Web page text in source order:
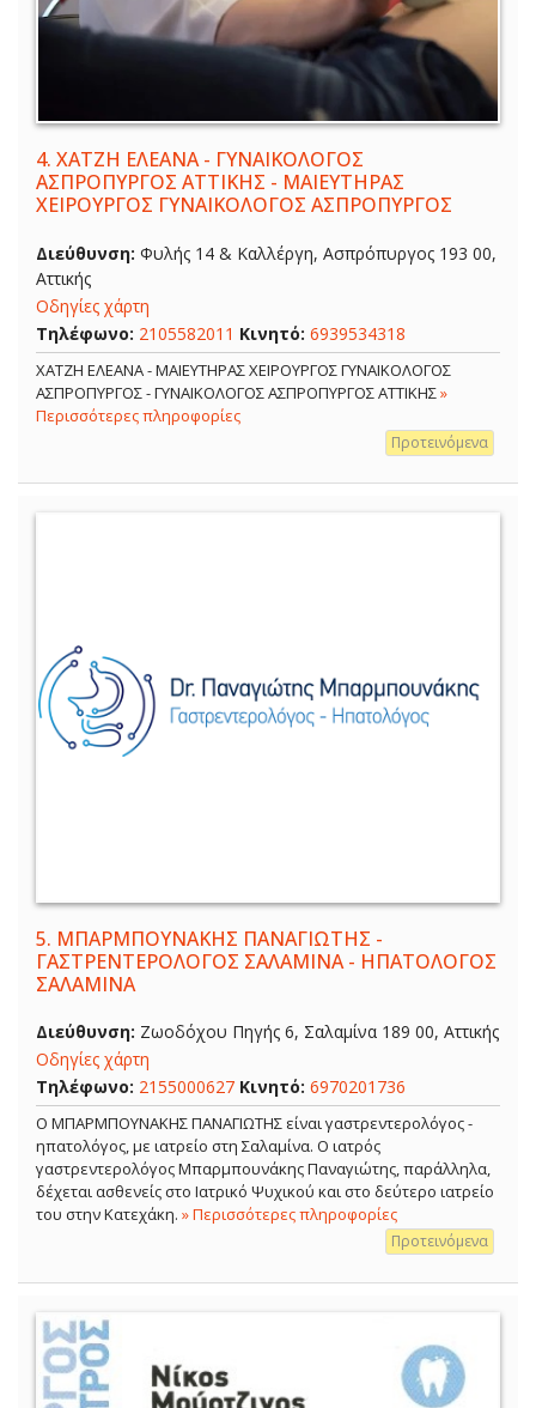
4. ΧΑΤΖΗ ΕΛΕΑΝΑ - ΓΥΝΑΙΚΟΛΟΓΟΣ
ΑΣΠΡΟΠΥΡΓΟΣ ΑΤΤΙΚΗΣ - ΜΑΙΕΥΤΗΡΑΣ
ΧΕΙΡΟΥΡΓΟΣ ΓΥΝΑΙΚΟΛΟΓΟΣ ΑΣΠΡΟΠΥΡΓΟΣ
Διεύθυνση: Φυλής 14 & Καλλέργη, Ασπρόπυργος 193 00,
Αττικής
Οδηγίες χάρτη
Τηλέφωνο: 2105582011 Κινητό: 6939534318
ΧΑΤΖΗ ΕΛΕΑΝΑ - ΜΑΙΕΥΤΗΡΑΣ ΧΕΙΡΟΥΡΓΟΣ ΓΥΝΑΙΚΟΛΟΓΟΣ
ΑΣΠΡΟΠΥΡΓΟΣ - ΓΥΝΑΙΚΟΛΟΓΟΣ ΑΣΠΡΟΠΥΡΓΟΣ ΑΤΤΙΚΗΣ»
Περισσότερες πληροφορίες
Προτεινόμενα
5. ΜΠΑΡΜΠΟΥΝΑΚΗΣ ΠΑΝΑΓΙΩΤΗΣ -
ΓΑΣΤΡΕΝΤΕΡΟΛΟΓΟΣ ΣΑΛΑΜΙΝΑ - ΗΠΑΤΟΛΟΓΟΣ
ΣΑΛΑΜΙΝΑ
Διεύθυνση: Ζωοδόχου Πηγής 6, Σαλαμίνα 189 00, Αττικής
Οδηγίες χάρτη
Τηλέφωνο: 2155000627 Κινητό: 6970201736
Ο ΜΠΑΡΜΠΟΥΝΑΚΗΣ ΠΑΝΑΓΙΩΤΗΣ είναι γαστρεντερολόγος -
ηπατολόγος, με ιατρείο στη Σαλαμίνα. Ο ιατρός
γαστρεντερολόγος Μπαρμπουνάκης Παναγιώτης, παράλληλα,
δέχεται ασθενείς στο Ιατρικό Ψυχικού και στο δεύτερο ιατρείο
του στην Κατεχάκη. » Περισσότερες πληροφορίες
Προτεινόμενα